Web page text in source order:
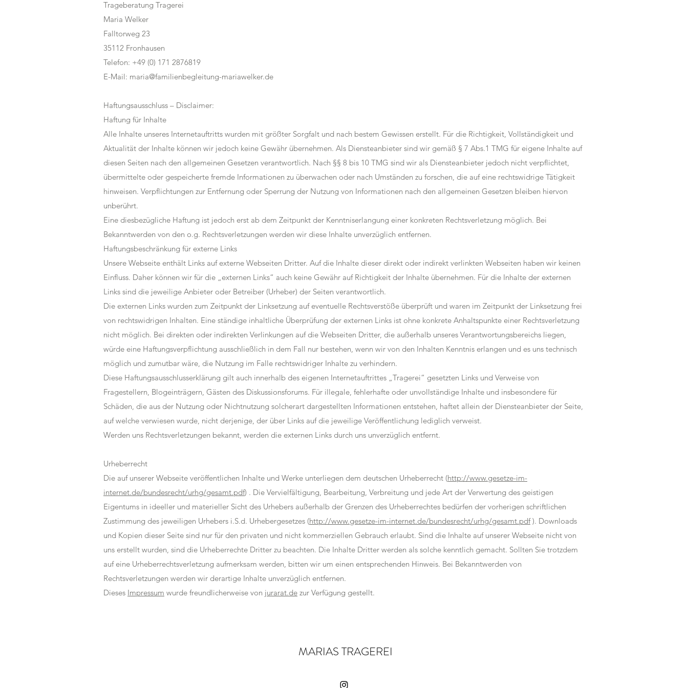
Trageberatung Tragerei
Maria Welker
Falltorweg 23
35112 Fronhausen
Telefon: +49 (0) 171 2876819
E-Mail: maria@familienbegleitung-mariawelker.de
Haftungsausschluss – Disclaimer:
Haftung für Inhalte
Alle Inhalte unseres Internetauftritts wurden mit größter Sorgfalt und nach bestem Gewissen erstellt. Für die Richtigkeit, Vollständigkeit und
Aktualität der Inhalte können wir jedoch keine Gewähr übernehmen. Als Diensteanbieter sind wir gemäß § 7 Abs.1 TMG für eigene Inhalte auf
diesen Seiten nach den allgemeinen Gesetzen verantwortlich. Nach §§ 8 bis 10 TMG sind wir als Diensteanbieter jedoch nicht verpflichtet,
übermittelte oder gespeicherte fremde Informationen zu überwachen oder nach Umständen zu forschen, die auf eine rechtswidrige Tätigkeit
hinweisen. Verpflichtungen zur Entfernung oder Sperrung der Nutzung von Informationen nach den allgemeinen Gesetzen bleiben hiervon
unberührt.
Eine diesbezügliche Haftung ist jedoch erst ab dem Zeitpunkt der Kenntniserlangung einer konkreten Rechtsverletzung möglich. Bei
Bekanntwerden von den o.g. Rechtsverletzungen werden wir diese Inhalte unverzüglich entfernen.
Haftungsbeschränkung für externe Links
Unsere Webseite enthält Links auf externe Webseiten Dritter. Auf die Inhalte dieser direkt oder indirekt verlinkten Webseiten haben wir keinen
Einfluss. Daher können wir für die „externen Links“ auch keine Gewähr auf Richtigkeit der Inhalte übernehmen. Für die Inhalte der externen
Links sind die jeweilige Anbieter oder Betreiber (Urheber) der Seiten verantwortlich.
Die externen Links wurden zum Zeitpunkt der Linksetzung auf eventuelle Rechtsverstöße überprüft und waren im Zeitpunkt der Linksetzung frei
von rechtswidrigen Inhalten. Eine ständige inhaltliche Überprüfung der externen Links ist ohne konkrete Anhaltspunkte einer Rechtsverletzung
nicht möglich. Bei direkten oder indirekten Verlinkungen auf die Webseiten Dritter, die außerhalb unseres Verantwortungsbereichs liegen,
würde eine Haftungsverpflichtung ausschließlich in dem Fall nur bestehen, wenn wir von den Inhalten Kenntnis erlangen und es uns technisch
möglich und zumutbar wäre, die Nutzung im Falle rechtswidriger Inhalte zu verhindern.
Diese Haftungsausschlusserklärung gilt auch innerhalb des eigenen Internetauftrittes „Tragerei“ gesetzten Links und Verweise von
Fragestellern, Blogeinträgern, Gästen des Diskussionsforums. Für illegale, fehlerhafte oder unvollständige Inhalte und insbesondere für
Schäden, die aus der Nutzung oder Nichtnutzung solcherart dargestellten Informationen entstehen, haftet allein der Diensteanbieter der Seite,
auf welche verwiesen wurde, nicht derjenige, der über Links auf die jeweilige Veröffentlichung lediglich verweist.
Werden uns Rechtsverletzungen bekannt, werden die externen Links durch uns unverzüglich entfernt.
Urheberrecht
Die auf unserer Webseite veröffentlichen Inhalte und Werke unterliegen dem deutschen Urheberrecht (http://www.gesetze-im-
internet.de/bundesrecht/urhg/gesamt.pdf) . Die Vervielfältigung, Bearbeitung, Verbreitung und jede Art der Verwertung des geistigen
Eigentums in ideeller und materieller Sicht des Urhebers außerhalb der Grenzen des Urheberrechtes bedürfen der vorherigen schriftlichen
Zustimmung des jeweiligen Urhebers i.S.d. Urhebergesetzes (http://www.gesetze-im-internet.de/bundesrecht/urhg/gesamt.pdf). Downloads
und Kopien dieser Seite sind nur für den privaten und nicht kommerziellen Gebrauch erlaubt. Sind die Inhalte auf unserer Webseite nicht von
uns erstellt wurden, sind die Urheberrechte Dritter zu beachten. Die Inhalte Dritter werden als solche kenntlich gemacht. Sollten Sie trotzdem
auf eine Urheberrechtsverletzung aufmerksam werden, bitten wir um einen entsprechenden Hinweis. Bei Bekanntwerden von
Rechtsverletzungen werden wir derartige Inhalte unverzüglich entfernen.
Dieses Impressum wurde freundlicherweise von jurarat.de zur Verfügung gestellt.
MARIAS TRAGEREI